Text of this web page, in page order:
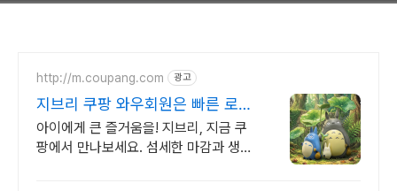
http://m.coupang.com 광고
지브리 쿠팡 와우회원은 빠른 로켓
배송
아이에게 큰 즐거움을! 지브리, 지금 쿠
팡에서 만나보세요. 섬세한 마감과 생동